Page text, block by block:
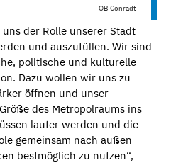
OB Conradt
der Rolle unserer Stadt
und auszufüllen. Wir sind
politische und kulturelle
Dazu wollen wir uns zu
öffnen und unser
des Metropolraums ins
lauter werden und die
gemeinsam nach außen
bestmöglich zu nutzen“,